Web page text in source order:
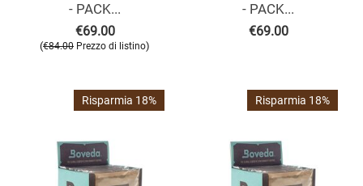
- PACK...
€69.00
(€84.00 Prezzo di listino)
- PACK...
€69.00
Risparmia 18% Risparmia 18%